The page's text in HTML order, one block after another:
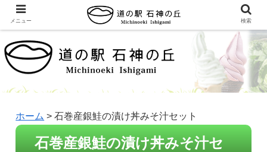
ホーム >石巻産銀鮭の漬け丼みそ汁セット
石巻産銀鮭の漬け丼みそ汁セ
メニュー 検索